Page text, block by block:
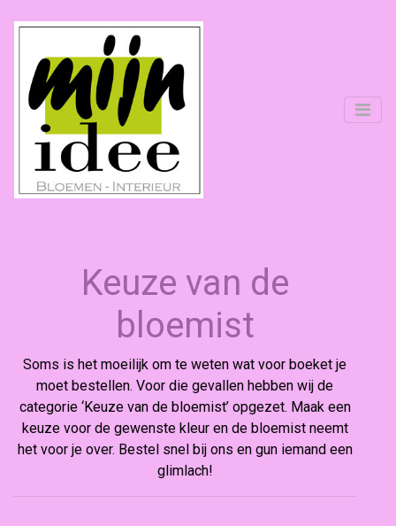
Keuze van de
bloemist
Soms is het moeilijk om te weten wat voor boeket je
moet bestellen. Voor die gevallen hebben wij de
categorie ‘Keuze van de bloemist’ opgezet. Maak een
keuze voor de gewenste kleur en de bloemist neemt
het voor je over. Bestel snel bij ons en gun iemand een
glimlach!